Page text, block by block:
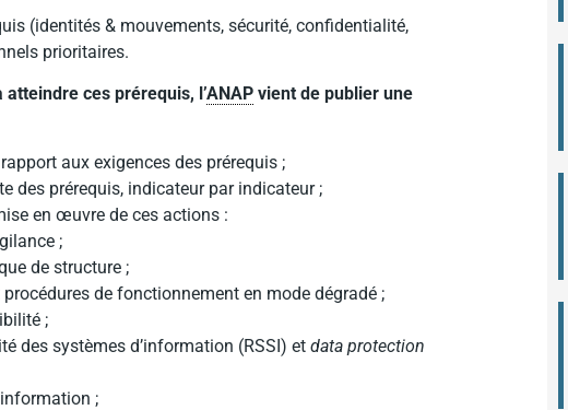
(identités & mouvements, sécurité, confidentialité,
prioritaires.
ces prérequis, l’ANAP vient de publier une
aux exigences des prérequis ;
des prérequis, indicateur par indicateur ;
en œuvre de ces actions :
;
de structure ;
de fonctionnement en mode dégradé ;
;
des systèmes d’information (RSSI) et data protection
;